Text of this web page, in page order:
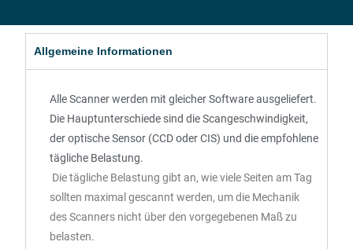
Allgemeine Informationen
Die Hauptunterschiede sind die Scangeschwindigkeit,
der optische Sensor (CCD oder CIS) und die empfohlene
tägliche Belastung.
Die tägliche Belastung gibt an, wie viele Seiten am Tag
sollten maximal gescannt werden, um die Mechanik
des Scanners nicht über den vorgegebenen Maß zu
belasten.